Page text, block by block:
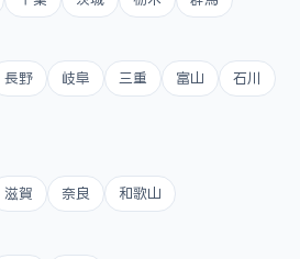
長野 岐阜 三重 富山 石川
滋賀 奈良 和歌山